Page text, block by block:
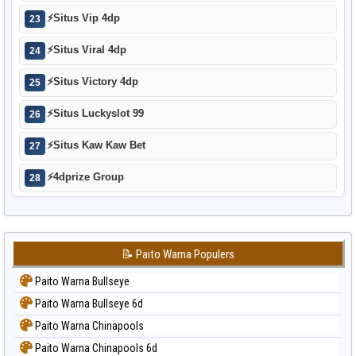
23 ⚡Situs Vip 4dp
24 ⚡Situs Viral 4dp
25 ⚡Situs Victory 4dp
26 ⚡Situs Luckyslot 99
27 ⚡Situs Kaw Kaw Bet
28 ⚡4dprize Group
📝 Paito Warna Populers
Paito Warna Bullseye
Paito Warna Bullseye 6d
Paito Warna Chinapools
Paito Warna Chinapools 6d